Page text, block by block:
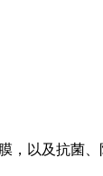
，以及抗菌